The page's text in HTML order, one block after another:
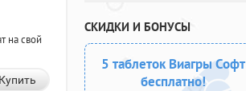
на свой
Купить
СКИДКИ И БОНУСЫ
5 таблеток Виагры Софт
бесплатно!